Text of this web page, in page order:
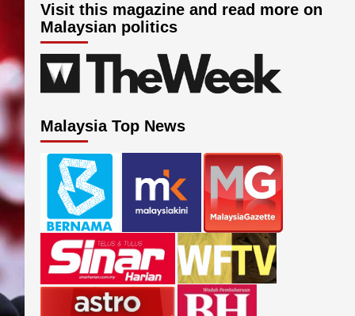
Visit this magazine and read more on
Malaysian politics
Malaysia Top News